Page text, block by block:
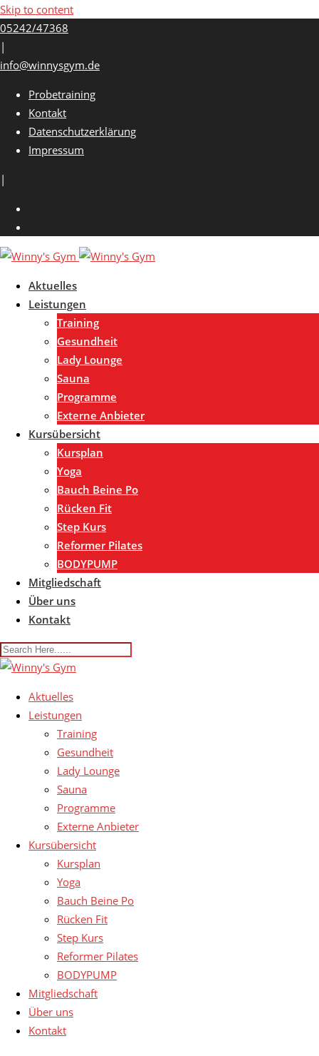
Skip to content
05242/47368
|
info@winnysgym.de
Probetraining
Kontakt
Datenschutzerklärung
Impressum
|
Aktuelles
Leistungen
Training
Gesundheit
Lady Lounge
Sauna
Programme
Externe Anbieter
Kursübersicht
Kursplan
Yoga
Bauch Beine Po
Rücken Fit
Step Kurs
Reformer Pilates
BODYPUMP
Mitgliedschaft
Über uns
Kontakt
Aktuelles
Leistungen
Training
Gesundheit
Lady Lounge
Sauna
Programme
Externe Anbieter
Kursübersicht
Kursplan
Yoga
Bauch Beine Po
Rücken Fit
Step Kurs
Reformer Pilates
BODYPUMP
Mitgliedschaft
Über uns
Kontakt